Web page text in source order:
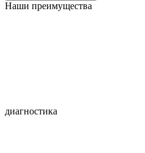
Наши преимущества
диагностика